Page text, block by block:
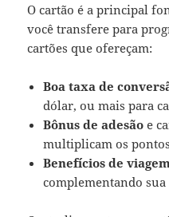
O cartão é a principal
você transfere para
cartões que ofereçam:
Boa taxa de
dólar, ou mais para
Bônus de adesão e
multiplicam os
Benefícios de viagem
complementando